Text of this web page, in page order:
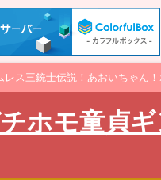
ス三銃士伝説！あおいちゃん
ホモ童貞